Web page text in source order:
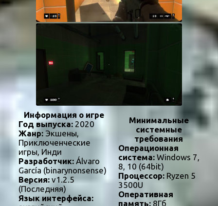
Информация о игре
Год выпуска: 2020
Жанр: Экшены,
Приключенческие
игры, Инди
Разработчик: Álvaro
García (binarynonsense)
Версия: v1.2.5
(Последняя)
Язык интерфейса:
Минимальные
системные
требования
Операционная
система:Windows 7,
8, 10 (64bit)
Процессор:Ryzen 5
3500U
Оперативная
память:8Гб